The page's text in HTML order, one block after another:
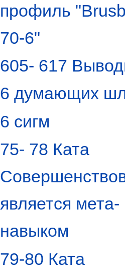
профиль
70-6"
605- 617
6 думающих
6 сигм
75- 78 Ката
является мета-
навыком
79-80 Ката